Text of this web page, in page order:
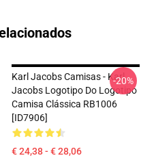
Karl Jacobs Camisas - Karl
Jacobs Logotipo Do Logotipo
Camisa Clássica RB1006
[ID7906]
€ 24,38 - € 28,06
-20%